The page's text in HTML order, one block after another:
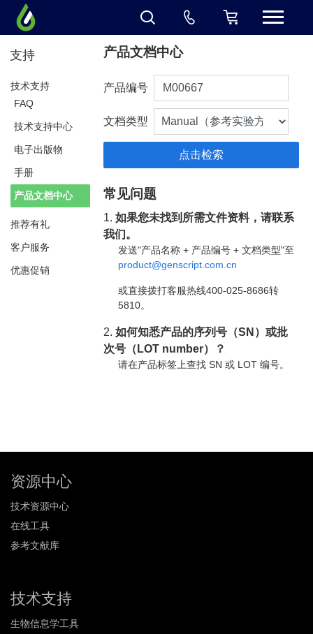
支持
技术支持
FAQ
技术支持中心
电子出版物
手册
产品文档中心
推荐有礼
客户服务
优惠促销
产品文档中心
产品编号
文档类型
常见问题
1.如果您未找到所需文件资料，请联系
我们。
发送"产品名称 + 产品编号 + 文档类型"至
product@genscript.com.cn
或直接拨打客服热线400-025-8686转
5810。
2.如何知悉产品的序列号（SN）或批
次号（LOT number）？
请在产品标签上查找 SN 或 LOT 编号。
资源中心
技术资源中心
在线工具
参考文献库
技术支持
生物信息学工具